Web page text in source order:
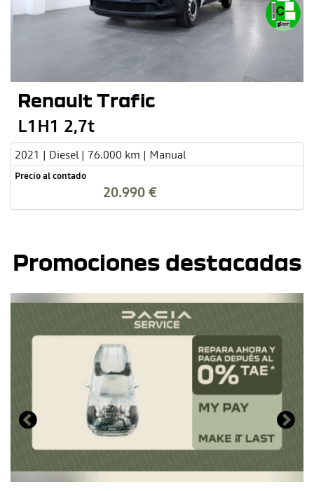
Renault Trafic
L1H1 2,7t
2021 | Diesel | 76.000 km | Manual
Precio al contado
20.990 €
Promociones destacadas